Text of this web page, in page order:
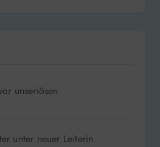
unseriösen
unter neuer Leiterin